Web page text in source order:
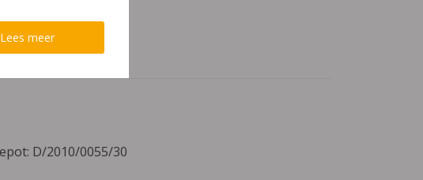
D/2010/0055/30
Lees meer